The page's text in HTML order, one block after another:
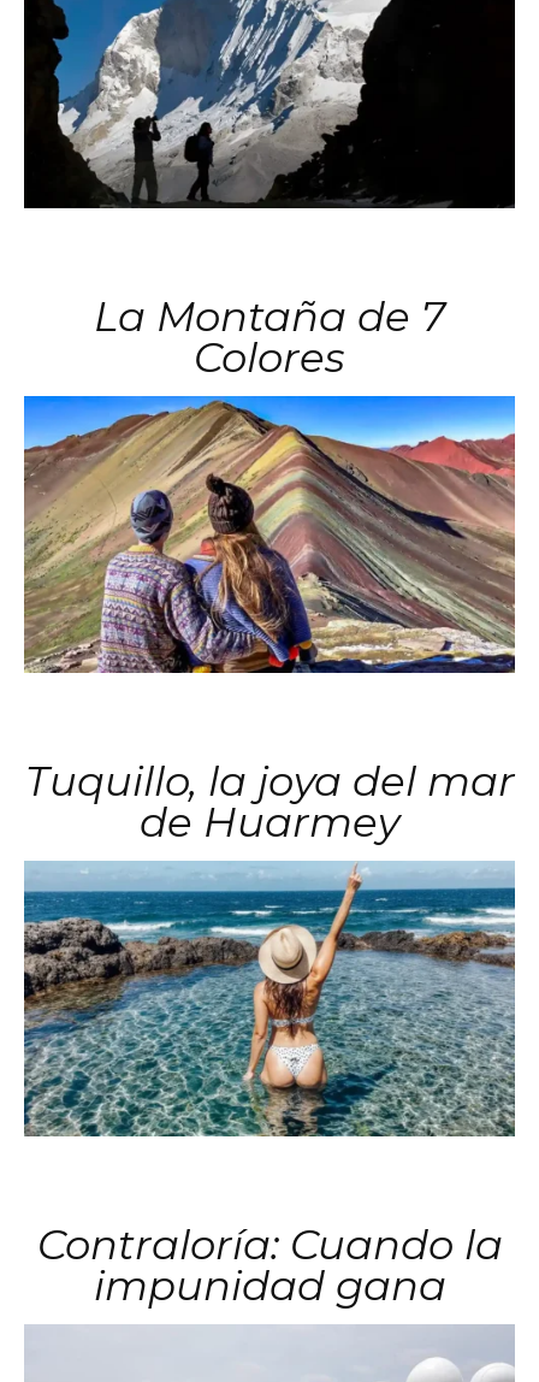
La Montaña de 7
Colores
Tuquillo, la joya del mar
de Huarmey
Contraloría: Cuando la
impunidad gana